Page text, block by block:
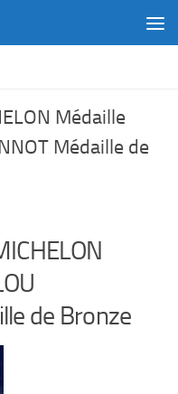
Médaille
Médaille de
de Bronze